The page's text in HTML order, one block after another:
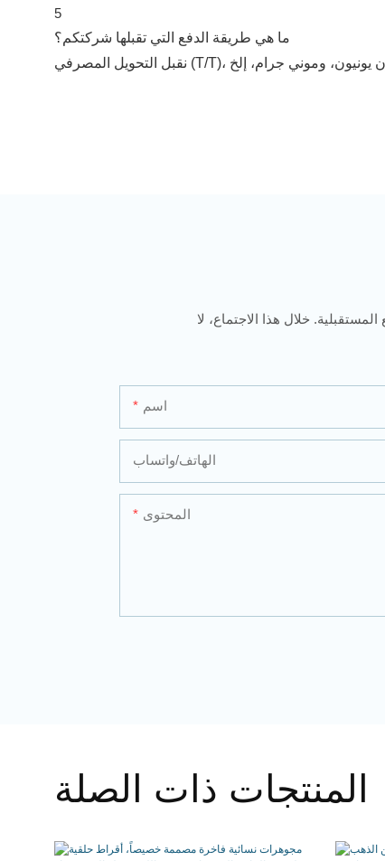
5
ما هي طريقة الدفع التي تقبلها شركتكم؟
خلال هذا الاجتماع، لا
اسم
الهاتف/واتساب
المحتوى
المنتجات ذات الصلة